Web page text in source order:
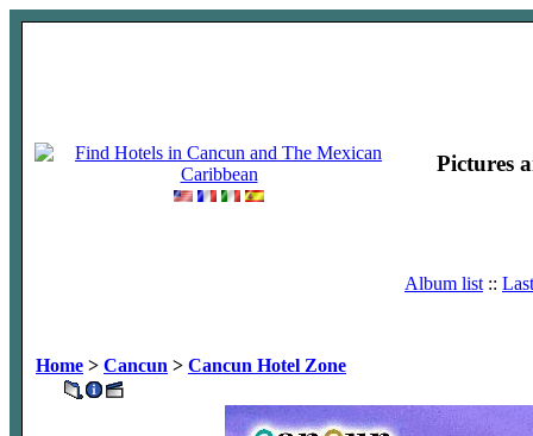
Pictures
Album list ::
Home > Cancun > Cancun Hotel Zone